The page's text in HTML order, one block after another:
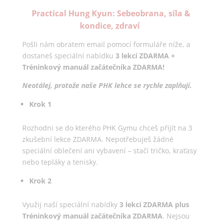
Practical Hung Kyun: Sebeobrana, síla &
kondice, zdraví
Pošli nám obratem email pomocí formuláře níže, a
dostaneš speciální nabídku 3 lekcí ZDARMA +
Tréninkový manuál začátečníka ZDARMA!
Neotálej, protože naše PHK lehce se rychle zaplňují.
Krok 1
Rozhodni se do kterého PHK Gymu chceš přijít na 3
zkušební lekce ZDARMA. Nepotřebuješ žádné
speciální oblečení ani vybavení – stačí tričko, kraťasy
nebo tepláky a tenisky.
Krok 2
Využij naší speciální nabídky 3 lekcí ZDARMA plus
Tréninkový manuál začátečníka ZDARMA. Nejsou